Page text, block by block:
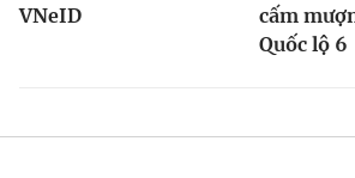
VNeID
cấm
Quốc lộ 6